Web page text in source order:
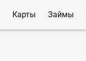
Карты Займы